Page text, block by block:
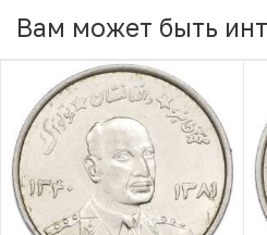
Вам может быть